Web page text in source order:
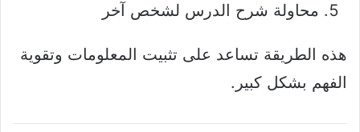
محاولة شرح الدرس لشخص آخر
هذه الطريقة تساعد على تثبيت المعلومات وتقوية
الفهم بشكل كبير.